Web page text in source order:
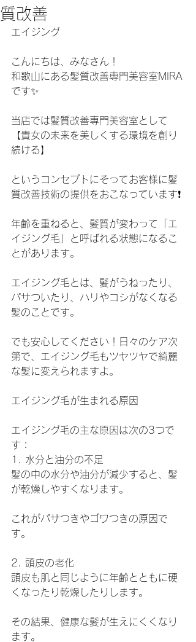
質改善
エイジング
こんにちは、みなさん！
和歌山にある髪質改善専門美容室MIRA
です✨
当店では髪質改善専門美容室として
【貴女の未来を美しくする環境を創り
続ける】
というコンセプトにそってお客様に髪
質改善技術の提供をおこなっています❗️
年齢を重ねると、髪質が変わって「エ
イジング毛」と呼ばれる状態になるこ
とがあります。
エイジング毛とは、髪がうねったり、
パサついたり、ハリやコシがなくなる
髪のことです。
でも安心してください！日々のケア次
第で、エイジング毛もツヤツヤで綺麗
な髪に変えられますよ。
エイジング毛が生まれる原因
エイジング毛の主な原因は次の3つで
す：
1. 水分と油分の不足
髪の中の水分や油分が減少すると、髪
が乾燥しやすくなります。
これがパサつきやゴワつきの原因で
す。
2. 頭皮の老化
頭皮も肌と同じように年齢とともに硬
くなったり乾燥したりします。
その結果、健康な髪が生えにくくなり
ます。